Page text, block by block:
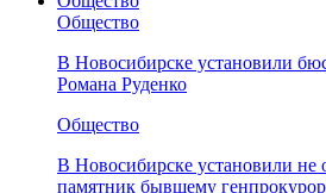
Общество
В Новосибирске установили
Романа Руденко
Общество
В Новосибирске установили не
памятник бывшему